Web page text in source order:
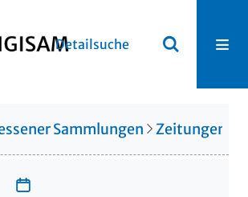
Detailsuche
Sammlungen Zeitungen